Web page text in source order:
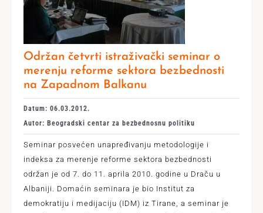
Održan četvrti istraživački seminar o
merenju reforme sektora bezbednosti
na Zapadnom Balkanu
Datum: 06.03.2012.
Autor: Beogradski centar za bezbednosnu politiku
Seminar posvećen unapređivanju metodologije i
indeksa za merenje reforme sektora bezbednosti
održan je od 7. do 11. aprila 2010. godine u Draču u
Albaniji. Domaćin seminara je bio Institut za
demokratiju i medijaciju (IDM) iz Tirane, a seminar je